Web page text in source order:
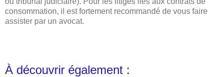
consommation, il est fortement recommandé de vous faire
assister par un avocat.
À découvrir également :